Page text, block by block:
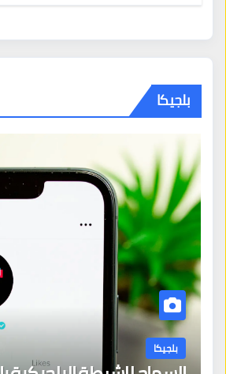
بلجيكا
بلجيكا